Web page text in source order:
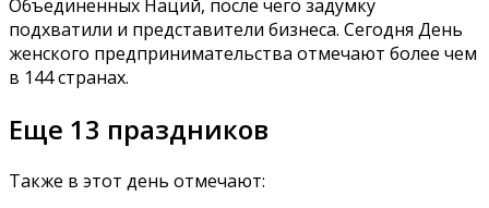
Объединенных Наций, после чего задумку
подхватили и представители бизнеса. Сегодня День
женского предпринимательства отмечают более чем
в 144 странах.
Еще 13 праздников
Также в этот день отмечают: